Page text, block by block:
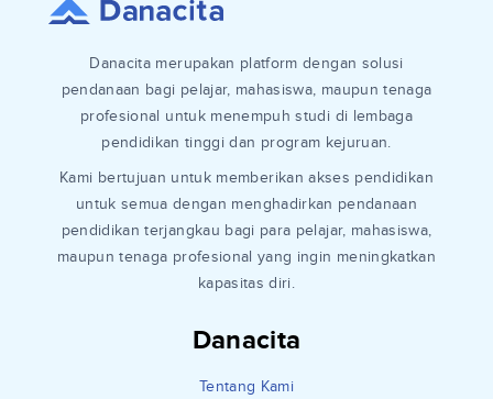
Danacita
Tentang Kami
Danacita merupakan platform dengan solusi
pendanaan bagi pelajar, mahasiswa, maupun tenaga
profesional untuk menempuh studi di lembaga
pendidikan tinggi dan program kejuruan.
Kami bertujuan untuk memberikan akses pendidikan
untuk semua dengan menghadirkan pendanaan
pendidikan terjangkau bagi para pelajar, mahasiswa,
maupun tenaga profesional yang ingin meningkatkan
kapasitas diri.